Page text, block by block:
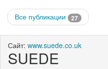
Все публикации 27
Сайт: www.suede.co.uk
SUEDE